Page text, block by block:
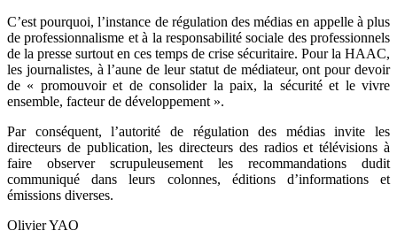
C’est pourquoi, l’instance de régulation des médias en appelle à plus
de professionnalisme et à la responsabilité sociale des professionnels
de la presse surtout en ces temps de crise sécuritaire. Pour la HAAC,
les journalistes, à l’aune de leur statut de médiateur, ont pour devoir
de « promouvoir et de consolider la paix, la sécurité et le vivre
ensemble, facteur de développement ».
Par conséquent, l’autorité de régulation des médias invite les
directeurs de publication, les directeurs des radios et télévisions à
faire observer scrupuleusement les recommandations dudit
communiqué dans leurs colonnes, éditions d’informations et
émissions diverses.
Olivier YAO